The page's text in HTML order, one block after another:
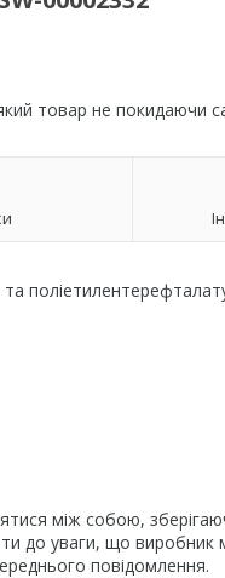
товар не покидаючи
та
між собою,
до уваги, що виробник
повідомлення.